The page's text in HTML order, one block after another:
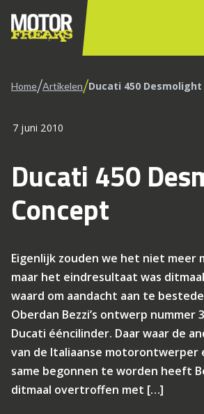
Home/Artikelen/Ducati 450
7 juni 2010
Ducati 450
Concept
Eigenlijk zouden we het niet meer
maar het eindresultaat was
waard om aandacht aan te
Oberdan Bezzi’s ontwerp nummer
Ducati ééncilinder. Daar waar de
van de Italiaanse motorontwerper
same begonnen te worden heeft
ditmaal overtroffen met […]